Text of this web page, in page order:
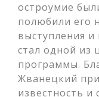
остроумие
полюбили его
выступления
стал одной из
программы.
Жванецкий
известность и